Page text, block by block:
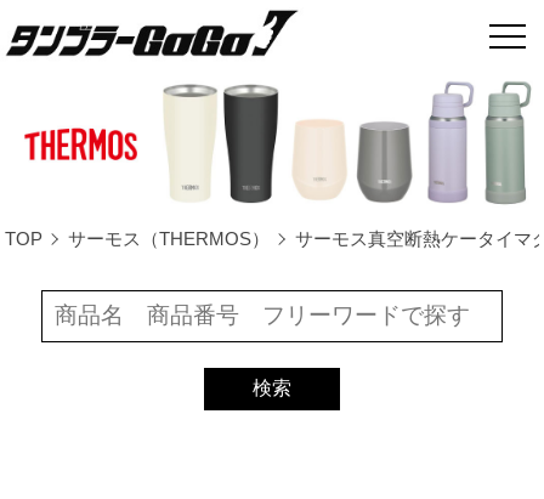
TOP サーモス（THERMOS） サーモス真空断熱ケータイマ